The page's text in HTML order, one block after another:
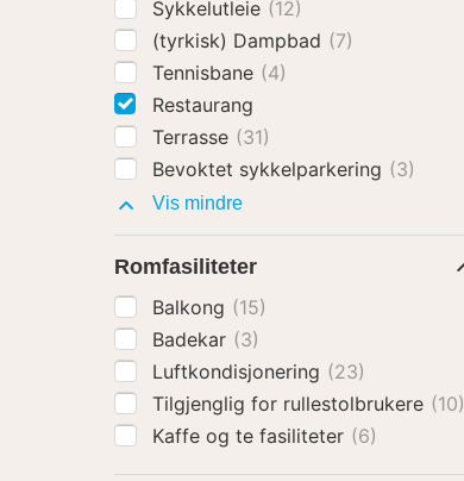
Sykkelutleie (12)
(tyrkisk) Dampbad (7)
Tennisbane (4)
Restaurang
Terrasse (31)
Bevoktet sykkelparkering (3)
Vis mindreFasiliteter
Romfasiliteter
Balkong (15)
Badekar (3)
Luftkondisjonering (23)
Tilgjenglig for rullestolbrukere (10)
Kaffe og te fasiliteter (6)